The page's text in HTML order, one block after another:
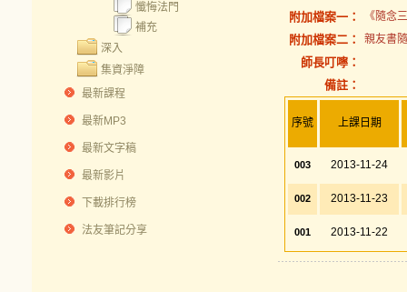
懺悔法門
補充
深入
集資淨障
最新課程
最新MP3
最新文字稿
最新影片
下載排行榜
法友筆記分享
附加檔案一： 《隨念
附加檔案二： 親友書
師長叮嚀：
備註：
序號 上課日期
003 2013-11-24
002 2013-11-23
001 2013-11-22